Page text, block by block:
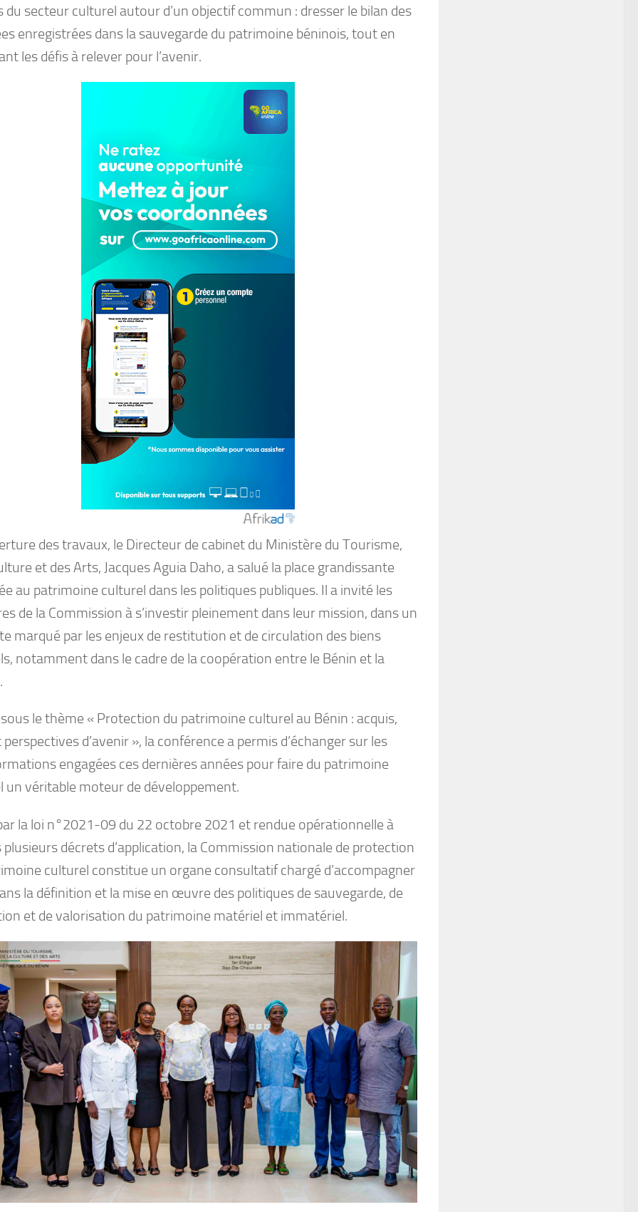
du secteur culturel autour d’un objectif commun : dresser le bilan des
enregistrées dans la sauvegarde du patrimoine béninois, tout en
les défis à relever pour l’avenir.
des travaux, le Directeur de cabinet du Ministère du Tourisme,
et des Arts, Jacques Aguia Daho, a salué la place grandissante
au patrimoine culturel dans les politiques publiques. Il a invité les
de la Commission à s’investir pleinement dans leur mission, dans un
marqué par les enjeux de restitution et de circulation des biens
notamment dans le cadre de la coopération entre le Bénin et la
le thème « Protection du patrimoine culturel au Bénin : acquis,
perspectives d’avenir », la conférence a permis d’échanger sur les
engagées ces dernières années pour faire du patrimoine
un véritable moteur de développement.
la loi n°2021-09 du 22 octobre 2021 et rendue opérationnelle à
décrets d’application, la Commission nationale de protection
culturel constitue un organe consultatif chargé d’accompagner
la définition et la mise en œuvre des politiques de sauvegarde, de
et de valorisation du patrimoine matériel et immatériel.